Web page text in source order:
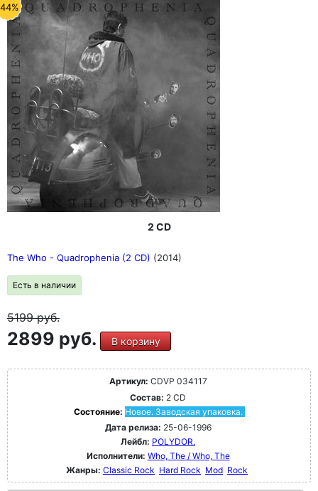
2 CD
The Who - Quadrophenia (2 CD) (2014)
Есть в наличии
5199руб.
2899 руб. В корзину
Артикул: CDVP 034117
Состав: 2 CD
Состояние: Новое. Заводская упаковка.
Дата релиза: 25-06-1996
Лейбл: POLYDOR.
Исполнители: Who, The / Who, The
Жанры: Classic Rock Hard Rock Mod Rock